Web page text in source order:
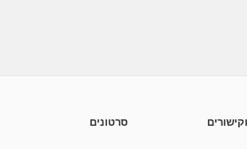
סרטונים